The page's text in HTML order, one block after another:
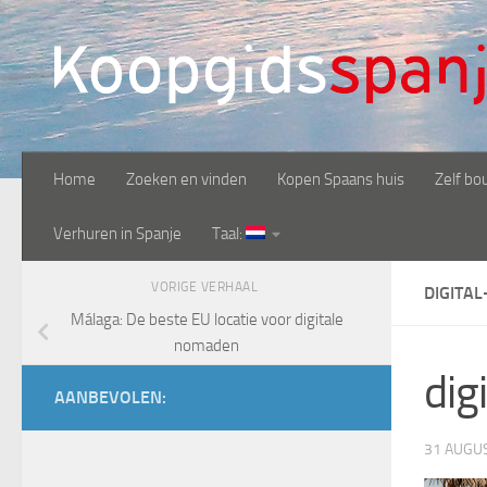
Doorgaan naar inhoud
Home Zoeken en vinden Kopen Spaans huis Zelf
Verhuren in Spanje Taal:
31
VORIGE VERHAAL
Málaga: De beste EU locatie voor digitale
nomaden
AANBEVOLEN: